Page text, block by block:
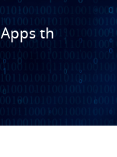
Apps th